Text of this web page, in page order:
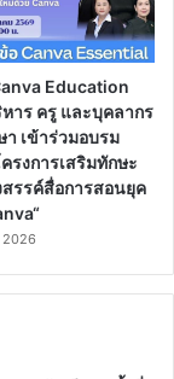
Education
าร ครู และบุคลากร
า เข้าร่วมอบรม
รงการเสริมทักษะ
รรค์สื่อการสอนยุค